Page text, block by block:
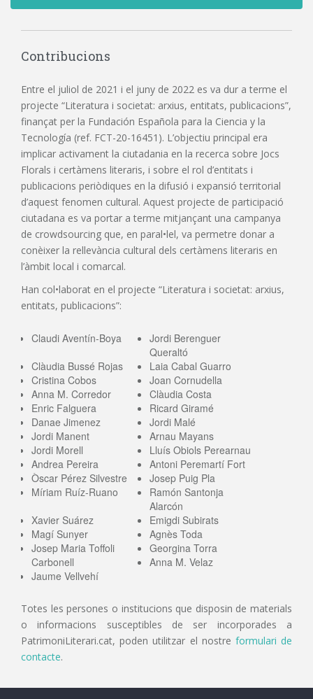
Contribucions
Entre el juliol de 2021 i el juny de 2022 es va dur a terme el
projecte “Literatura i societat: arxius, entitats, publicacions”,
finançat per la Fundación Española para la Ciencia y la
Tecnología (ref. FCT-20-16451). L’objectiu principal era
implicar activament la ciutadania en la recerca sobre Jocs
Florals i certàmens literaris, i sobre el rol d’entitats i
publicacions periòdiques en la difusió i expansió territorial
d’aquest fenomen cultural. Aquest projecte de participació
ciutadana es va portar a terme mitjançant una campanya
de crowdsourcing que, en paral•lel, va permetre donar a
conèixer la rellevància cultural dels certàmens literaris en
l’àmbit local i comarcal.
Han col•laborat en el projecte “Literatura i societat: arxius,
entitats, publicacions”:
Claudi Aventín-Boya
Jordi Berenguer
Queraltó
Clàudia Bussé Rojas
Laia Cabal Guarro
Cristina Cobos
Joan Cornudella
Anna M. Corredor
Clàudia Costa
Enric Falguera
Ricard Giramé
Danae Jimenez
Jordi Malé
Jordi Manent
Arnau Mayans
Jordi Morell
Lluís Obiols Perearnau
Andrea Pereira
Antoni Peremartí Fort
Òscar Pérez Silvestre
Josep Puig Pla
Míriam Ruíz-Ruano
Ramón Santonja
Alarcón
Xavier Suárez
Emigdi Subirats
Magí Sunyer
Agnès Toda
Josep Maria Toffoli
Carbonell
Georgina Torra
Anna M. Velaz
Jaume Vellvehí
Totes les persones o institucions que disposin de materials
o informacions susceptibles de ser incorporades a
PatrimoniLiterari.cat, poden utilitzar el nostre formulari de
contacte.